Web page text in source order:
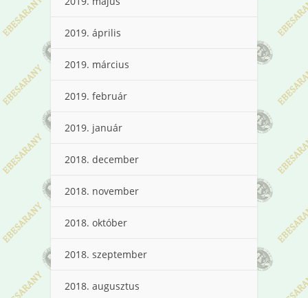
2019. április
2019. március
2019. február
2019. január
2018. december
2018. november
2018. október
2018. szeptember
2018. augusztus